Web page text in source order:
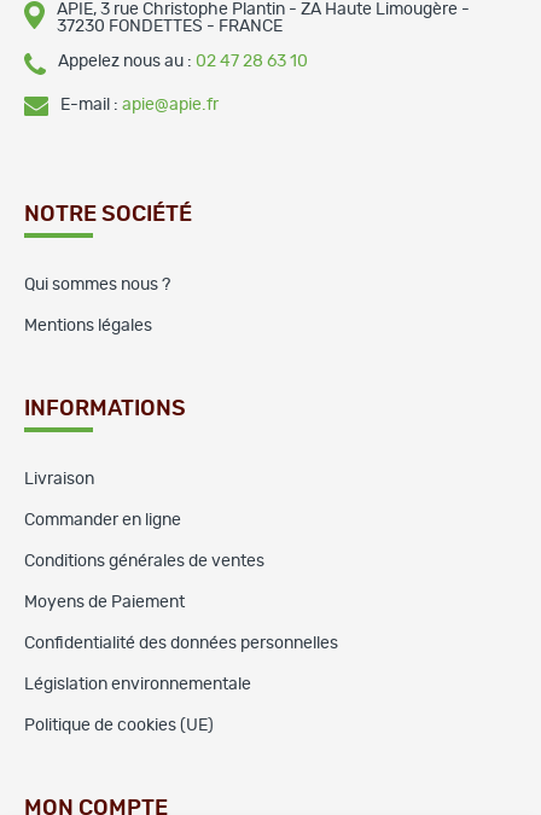
APIE, 3 rue Christophe Plantin - ZA Haute Limougère -
37230 FONDETTES - FRANCE
Appelez nous au : 02 47 28 63 10
E-mail : apie@apie.fr
NOTRE SOCIÉTÉ
Qui sommes nous ?
Mentions légales
INFORMATIONS
Livraison
Commander en ligne
Conditions générales de ventes
Moyens de Paiement
Confidentialité des données personnelles
Législation environnementale
Politique de cookies (UE)
MON COMPTE